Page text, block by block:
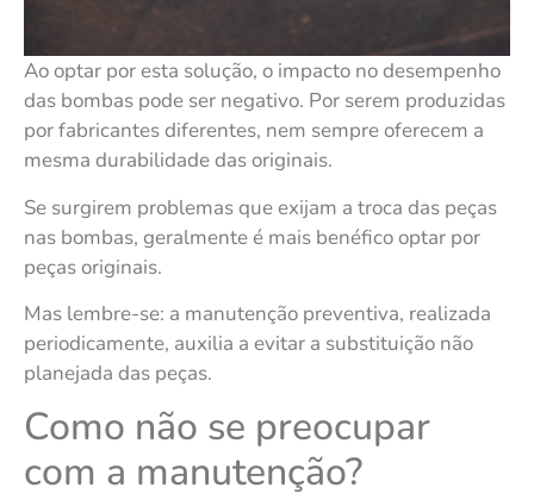
Ao optar por esta solução, o impacto no desempenho
das bombas pode ser negativo. Por serem produzidas
por fabricantes diferentes, nem sempre oferecem a
mesma durabilidade das originais.
Se surgirem problemas que exijam a troca das peças
nas bombas, geralmente é mais benéfico optar por
peças originais.
Mas lembre-se: a manutenção preventiva, realizada
periodicamente, auxilia a evitar a substituição não
planejada das peças.
Como não se preocupar
com a manutenção?